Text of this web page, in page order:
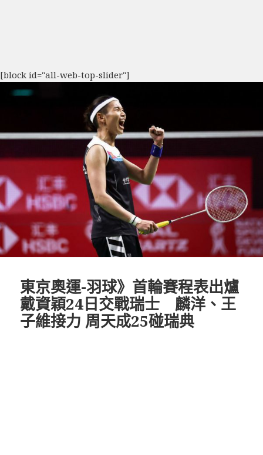
[block id="all-web-top-slider"]
東京奧運-羽球》首輪賽程表出爐
戴資穎24日交戰瑞士 麟洋、王
子維接力 周天成25碰瑞典